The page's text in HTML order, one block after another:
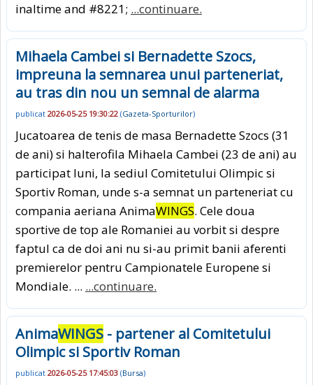
inaltime and #8221; ...continuare.
Mihaela Cambei si Bernadette Szocs,
impreuna la semnarea unui parteneriat,
au tras din nou un semnal de alarma
publicat 2026-05-25 19:30:22 (Gazeta-Sporturilor)
Jucatoarea de tenis de masa Bernadette Szocs (31
de ani) si halterofila Mihaela Cambei (23 de ani) au
participat luni, la sediul Comitetului Olimpic si
Sportiv Roman, unde s-a semnat un parteneriat cu
compania aeriana AnimaWINGS. Cele doua
sportive de top ale Romaniei au vorbit si despre
faptul ca de doi ani nu si-au primit banii aferenti
premierelor pentru Campionatele Europene si
Mondiale. ... ...continuare.
AnimaWINGS - partener al Comitetului
Olimpic si Sportiv Roman
publicat 2026-05-25 17:45:03 (Bursa)